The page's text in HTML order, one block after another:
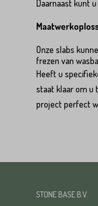
Daarnaast kunt
Onze slabs
frezen van
Heeft u
staat klaar om u
project perfect
STONE BASE B.V.